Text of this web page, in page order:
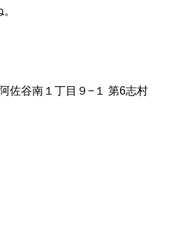
佐谷南１丁目９−１ 第6志村